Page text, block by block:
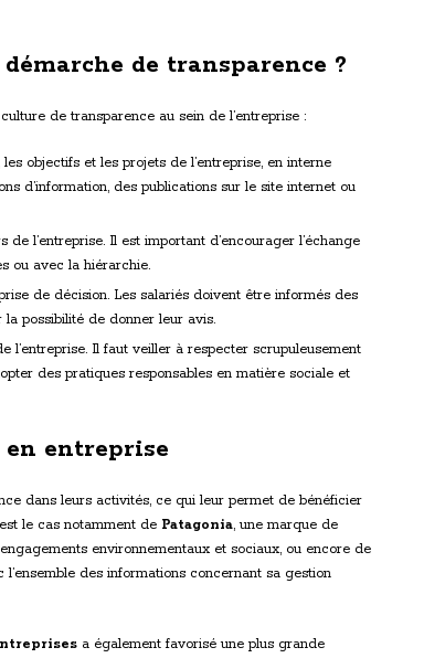
de transparence ?
de transparence au sein de l’entreprise :
objectifs et les projets de l’entreprise, en interne
d’information, des publications sur le site internet ou
de l’entreprise. Il est important d’encourager l’échange
ou avec la hiérarchie.
de décision. Les salariés doivent être informés des
possibilité de donner leur avis.
l’entreprise. Il faut veiller à respecter scrupuleusement
des pratiques responsables en matière sociale et
en entreprise
dans leurs activités, ce qui leur permet de bénéficier
le cas notamment de Patagonia, une marque de
environnementaux et sociaux, ou encore de
des informations concernant sa gestion
a également favorisé une plus grande